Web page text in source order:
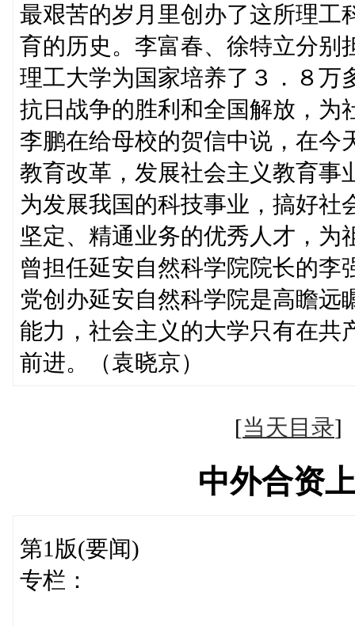
最艰苦的岁月里创办了这所理工
育的历史。李富春、徐特立分别
理工大学为国家培养了３．８万
抗日战争的胜利和全国解放，为
李鹏在给母校的贺信中说，在今
教育改革，发展社会主义教育事
为发展我国的科技事业，搞好社
坚定、精通业务的优秀人才，为
曾担任延安自然科学院院长的李
党创办延安自然科学院是高瞻远
能力，社会主义的大学只有在共
前进。（袁晓京）
[当天目录
中外合资
第1版(要闻)
专栏：